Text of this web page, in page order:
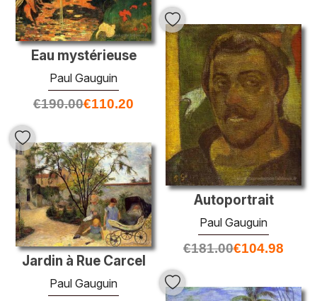
Eau mystérieuse
Paul Gauguin
€190.00€110.20
Autoportrait
Paul Gauguin
€181.00€104.98
Jardin à Rue Carcel
Paul Gauguin